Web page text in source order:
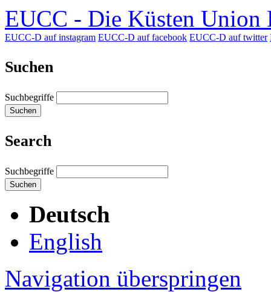
EUCC - Die Küsten Union
EUCC-D auf instagram EUCC-D auf facebook EUCC-D auf twitter
Suchen
Suchbegriffe
Suchen
Search
Suchbegriffe
Suchen
Deutsch
English
Navigation überspringen